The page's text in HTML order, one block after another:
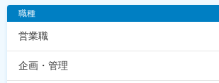
職種
営業職
企画・管理